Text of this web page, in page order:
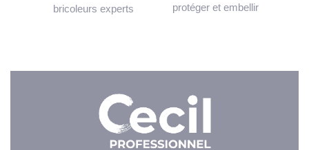
bricoleurs experts
protéger et embellir